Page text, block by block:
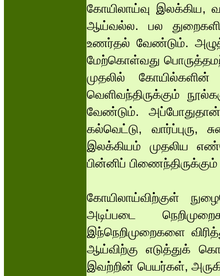
கோயிலாய்வு இலக்கிய,
ஆய்வல்ல. பல
உணர்தல் வேண்டும்.
மேற்கொள்வது
முதலில் கோயில்களின்
வெளிவந்திருக்கும்
வேண்டும்.
கல்வெட்டு, வார்ப்புரு,
இலக்கியம் முதலிய
பின்னிப்
கோயிலாய்விற்குள்
அடிப்படை
இந்நெறிமுறைகளை
ஆய்விற்கு எடுத்துக்
இவற்றின் பெயர்கள்,